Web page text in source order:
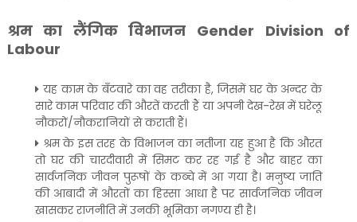
श्रम का लैंगिक विभाजन Gender Division of
Labour
यह काम के बँटवारे का वह तरीका है, जिसमें घर के अन्दर के
सारे काम परिवार की औरतें करती हैं या अपनी देख-रेख में घरेलू
नौकरों/नौकरानियों से कराती हैं।
श्रम के इस तरह के विभाजन का नतीजा यह हुआ है कि औरत
तो घर की चारदीवारी में सिमट कर रह गई है और बाहर का
सार्वजनिक जीवन पुरूषों के कब्चे में आ गया है। मनुष्य जाति
की आबादी में औरतों का हिस्सा आधा है पर सार्वजनिक जीवन
खासकर राजनीति में उनकी भूमिका नगण्य ही है।